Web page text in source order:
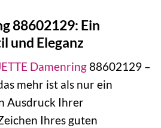
88602129: Ein
und Eleganz
Damenring 88602129 –
mehr ist als nur ein
Ausdruck Ihrer
Ihres guten